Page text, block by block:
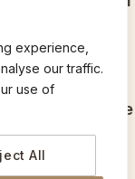
experience,
our traffic.
use of
All
:
touchante de